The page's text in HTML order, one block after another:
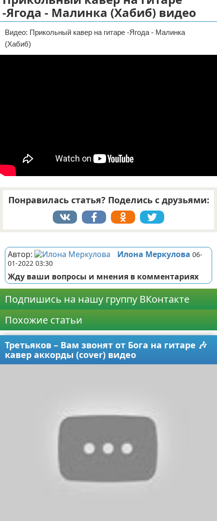
Отказ от ответственности
-Ягода - Малинка (Хабиб) видео
Видео: Прикольный кавер на гитаре -Ягода - Малинка
(Хабиб)
Понравилась статья? Поделись с друзьями:
Автор: Илона Меркулова 06-
01-2022 03:30
Жду ваши вопросы и мнения в комментариях
Подпишись на нашу группу ВКонтакте
Похожие статьи
Третьяков – Вам звонят от Бога на гитаре 🎶
кавер аккорды (cover) видео